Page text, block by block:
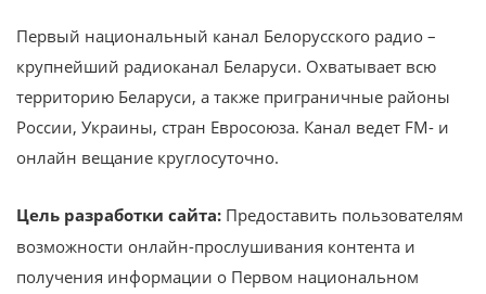
Первый национальный канал Белорусского радио –
крупнейший радиоканал Беларуси. Охватывает всю
территорию Беларуси, а также приграничные районы
России, Украины, стран Евросоюза. Канал ведет FM- и
онлайн вещание круглосуточно.
Цель разработки сайта: Предоставить пользователям
возможности онлайн-прослушивания контента и
получения информации о Первом национальном